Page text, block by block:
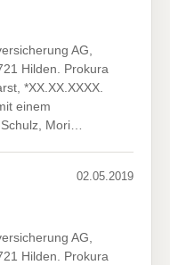
AG,
Hilden. Prokura
*XX.XX.XXXX.
einem
Mori…
02.05.2019
AG,
Hilden. Prokura